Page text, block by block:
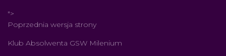
">
Poprzednia wersja strony
Klub Absolwenta GSW Milenium